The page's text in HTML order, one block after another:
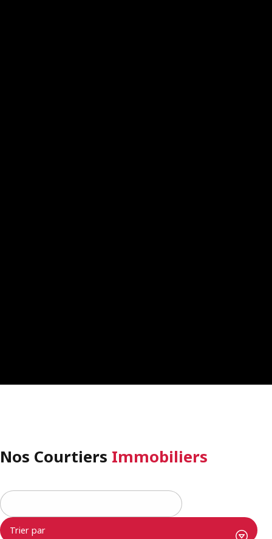
Nos Courtiers Immobiliers